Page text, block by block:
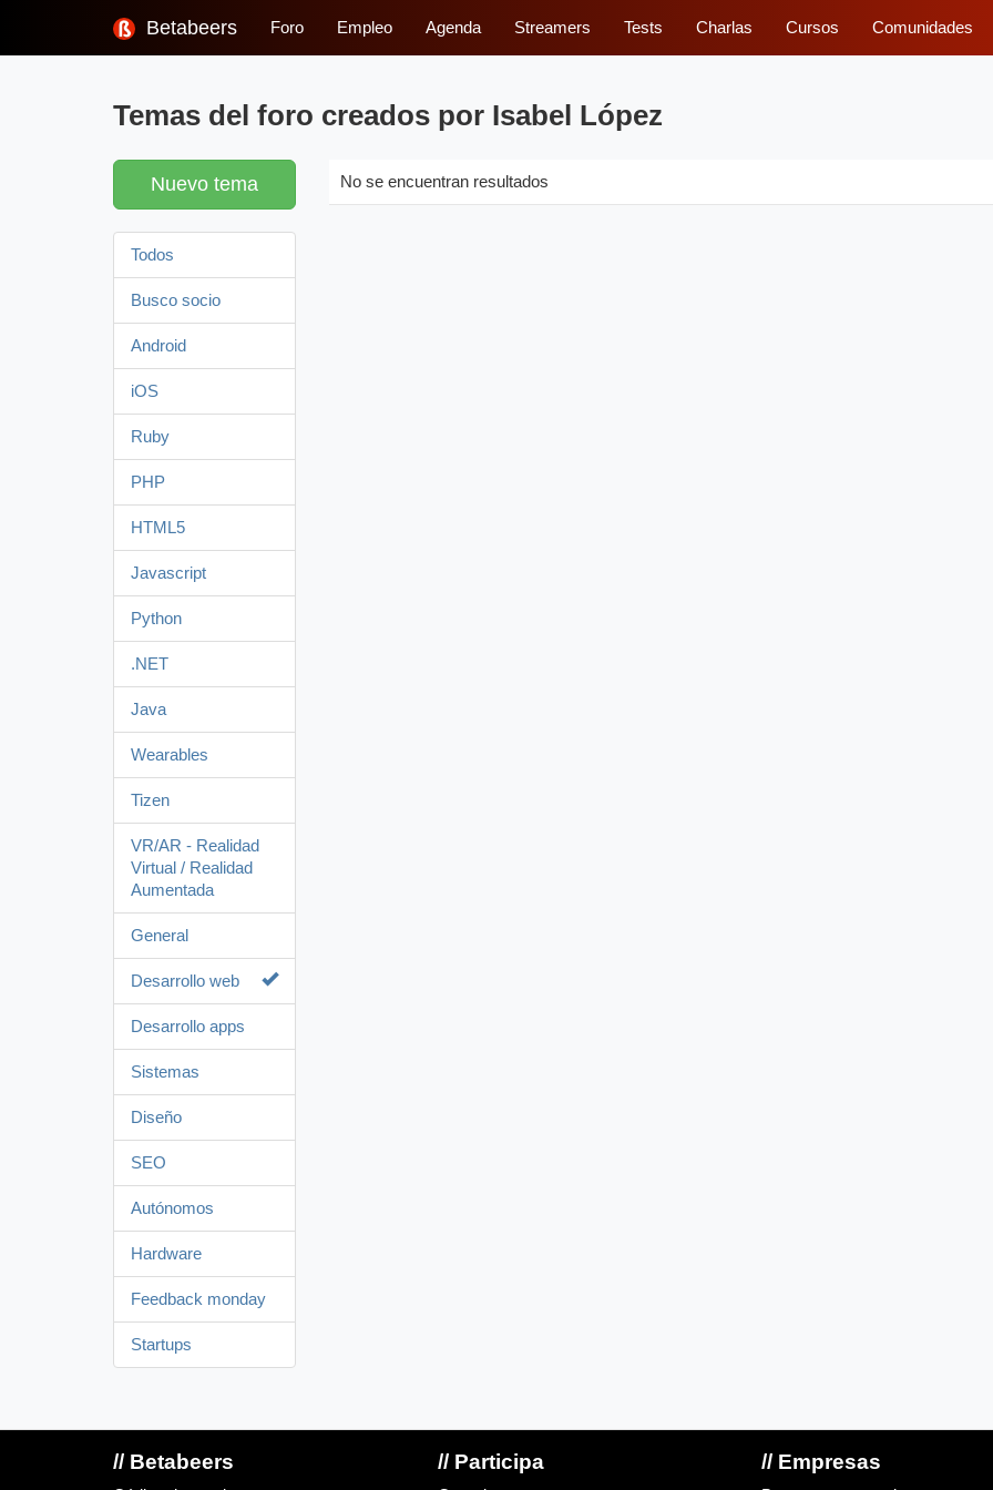
Betabeers Foro Empleo Agenda Streamers Tests Charlas Cursos Comunidades
Temas del foro creados por Isabel López
Nuevo tema
Todos
Busco socio
Android
iOS
Ruby
PHP
HTML5
Javascript
Python
.NET
Java
Wearables
Tizen
VR/AR - Realidad
Virtual / Realidad
Aumentada
General
Desarrollo web
Desarrollo apps
Sistemas
Diseño
SEO
Autónomos
Hardware
Feedback monday
Startups
No se encuentran resultados
// Betabeers // Participa // Empresas